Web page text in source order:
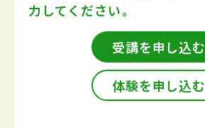
力してください。
受講を申し込む
体験を申し込む